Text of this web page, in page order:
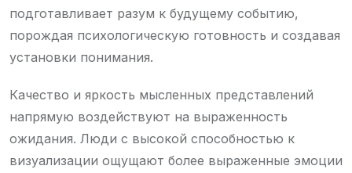
подготавливает разум к будущему событию,
порождая психологическую готовность и создавая
установки понимания.
Качество и яркость мысленных представлений
напрямую воздействуют на выраженность
ожидания. Люди с высокой способностью к
визуализации ощущают более выраженные эмоции